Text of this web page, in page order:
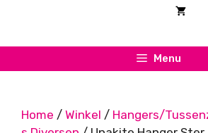
Menu
Home / Winkel / Hangers/